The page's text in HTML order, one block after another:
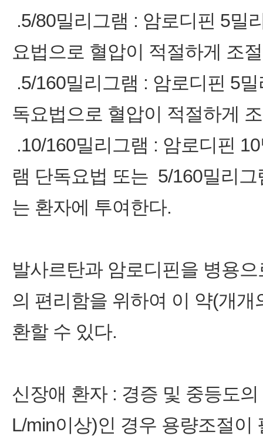
.5/80밀리그램 : 암로디핀 5밀
요법으로 혈압이 적절하게 조
.5/160밀리그램 : 암로디핀 5
독요법으로 혈압이 적절하게
.10/160밀리그램 : 암로디핀
램 단독요법 또는 5/160밀리
는 환자에 투여한다.
발사르탄과 암로디핀을 병용
의 편리함을 위하여 이 약(개
환할 수 있다.
신장애 환자 : 경증 및 중등도
L/min이상)인 경우 용량조절이